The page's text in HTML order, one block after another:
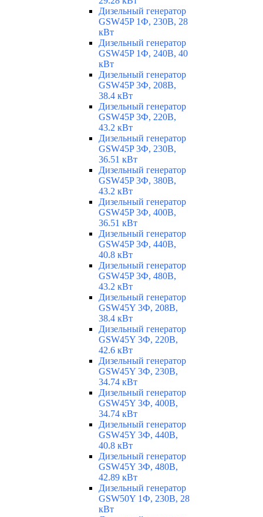
Дизельный генератор
GSW45P 1Ф, 230В, 28
кВт
Дизельный генератор
GSW45P 1Ф, 240В, 40
кВт
Дизельный генератор
GSW45P 3Ф, 208В,
38.4 кВт
Дизельный генератор
GSW45P 3Ф, 220В,
43.2 кВт
Дизельный генератор
GSW45P 3Ф, 230В,
36.51 кВт
Дизельный генератор
GSW45P 3Ф, 380В,
43.2 кВт
Дизельный генератор
GSW45P 3Ф, 400В,
36.51 кВт
Дизельный генератор
GSW45P 3Ф, 440В,
40.8 кВт
Дизельный генератор
GSW45P 3Ф, 480В,
43.2 кВт
Дизельный генератор
GSW45Y 3Ф, 208В,
38.4 кВт
Дизельный генератор
GSW45Y 3Ф, 220В,
42.6 кВт
Дизельный генератор
GSW45Y 3Ф, 230В,
34.74 кВт
Дизельный генератор
GSW45Y 3Ф, 400В,
34.74 кВт
Дизельный генератор
GSW45Y 3Ф, 440В,
40.8 кВт
Дизельный генератор
GSW45Y 3Ф, 480В,
42.89 кВт
Дизельный генератор
GSW50Y 1Ф, 230В, 28
кВт